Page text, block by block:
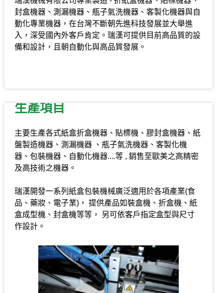
封盒機器、測漏機器、瓶子氣洗機器、客製化機器與自
動化專業機器，在台灣不斷朝先進科技發展並大舉進
入，深受國內外客戶肯定。瑞漢可提供目前高品質的設
備和設計，且朝自動化與高品質發展。
生產項目
主要生產各式紙盒折盒機器、貼標機、膠封盒機器、紙
盤製造機器、測漏機器 、瓶子氣洗機器、客製化機
器、包裝機器、自動化機器....等 , 銷售至歐美之高精密
及高技術之機器。
瑞漢開發一系列紙盒包裝機械廣泛適用於各項產業(食
品、藥妝、電子業)， 提供產品如裝盒機、折盒機、紙
盒成型機、封盒機等等， 另可依客戶指定盒型與尺寸
作設計。